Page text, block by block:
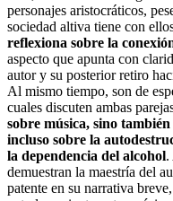
personajes aristocráticos,
sociedad altiva tiene con
reflexiona sobre la
aspecto que apunta con
autor y su posterior retiro
Al mismo tiempo, son de
cuales discuten ambas
sobre música, sino
incluso sobre la
la dependencia del alcohol.
demuestran la maestría del
patente en su narrativa